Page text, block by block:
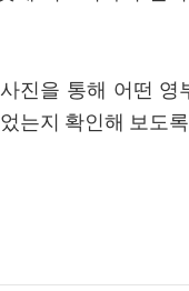
사진을 통해 어떤 영
었는지 확인해 보도